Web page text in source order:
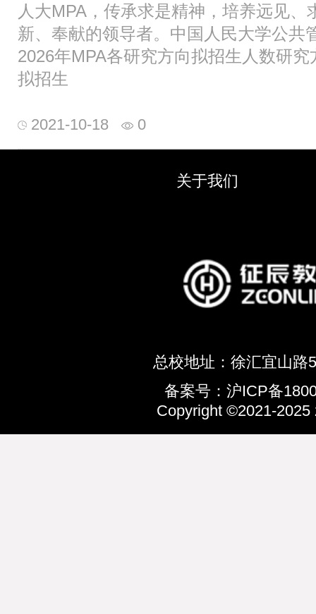
人大MPA，传承求是精神，培养远见、
新、奉献的领导者。中国人民大学公共
2026年MPA各研究方向拟招生人数研究
拟招生
2021-10-18 0
关于我们
总校地址：徐汇宜山路
备案号：沪ICP备
Copyright ©2021-